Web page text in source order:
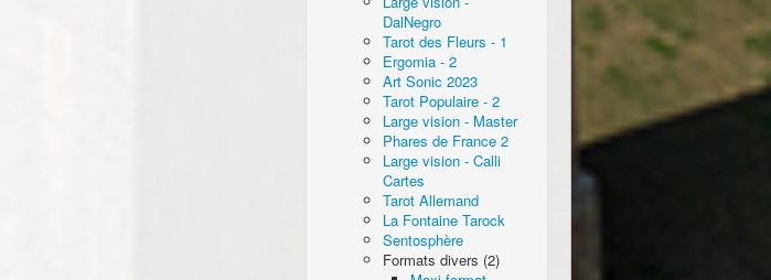
DalNegro
Tarot des Fleurs - 1
Ergomia - 2
Art Sonic 2023
Tarot Populaire - 2
Large vision - Master
Phares de France 2
Large vision - Calli
Cartes
Tarot Allemand
La Fontaine Tarock
Sentosphère
Formats divers (2)